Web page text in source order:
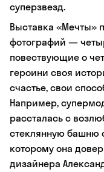
суперзвезд.
Выставка «Мечты»
фотографий —
повествующие о
героини своя
счастье, свои
Например,
рассталась с
стеклянную башню
которому она
дизайнера